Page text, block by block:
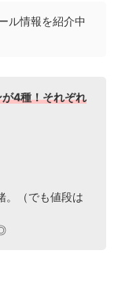
ル情報を紹介中
4種！それぞれ
。（でも値段は